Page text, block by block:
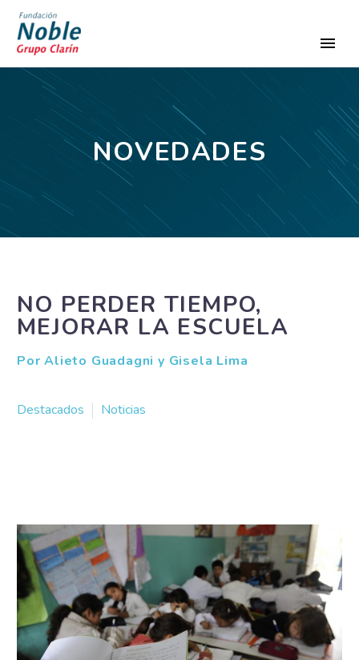
NOVEDADES
NO PERDER TIEMPO,
MEJORAR LA ESCUELA
Por Alieto Guadagni y Gisela Lima
Destacados Noticias